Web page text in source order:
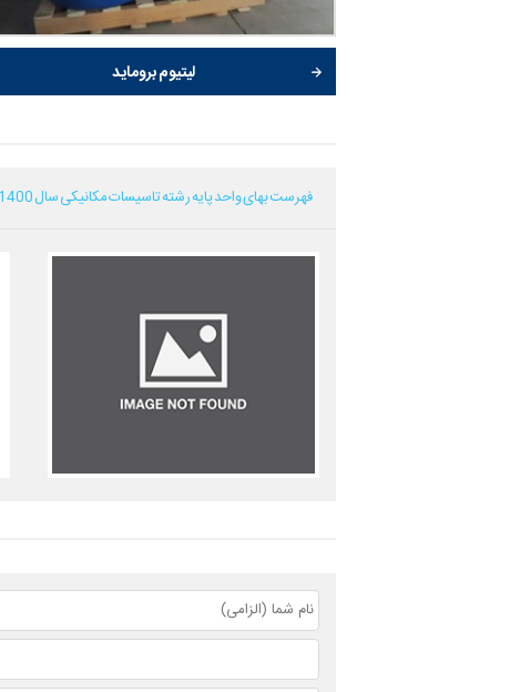
لیتیوم بروماید
فهرست بهای واحد پایه رشته تاسیسات مکانیکی سال 1400...